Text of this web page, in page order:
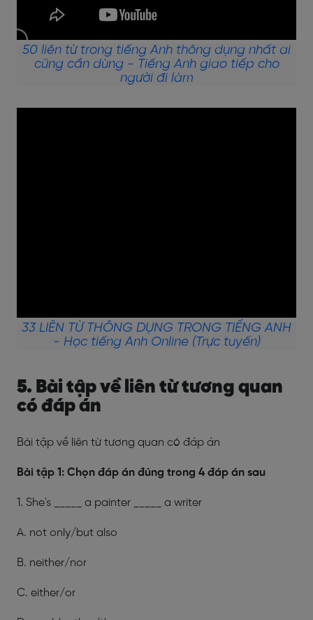
50 liên từ trong tiếng Anh thông dụng nhất ai
cũng cần dùng - Tiếng Anh giao tiếp cho
người đi làm
33 LIÊN TỪ THÔNG DỤNG TRONG TIẾNG ANH
- Học tiếng Anh Online (Trực tuyến)
5. Bài tập về liên từ tương quan
có đáp án
Bài tập về liên từ tương quan có đáp án
Bài tập 1: Chọn đáp án đúng trong 4 đáp án sau
1. She's _____ a painter _____ a writer
A. not only/but also
B. neither/nor
C. either/or